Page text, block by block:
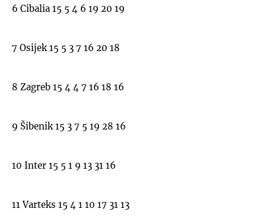
6 Cibalia 15 5 4 6 19 20 19
7 Osijek 15 5 3 7 16 20 18
8 Zagreb 15 4 4 7 16 18 16
9 Šibenik 15 3 7 5 19 28 16
10 Inter 15 5 1 9 13 31 16
11 Varteks 15 4 1 10 17 31 13